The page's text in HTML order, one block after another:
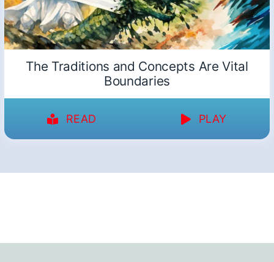
The Traditions and Concepts Are Vital
Boundaries
READ PLAY